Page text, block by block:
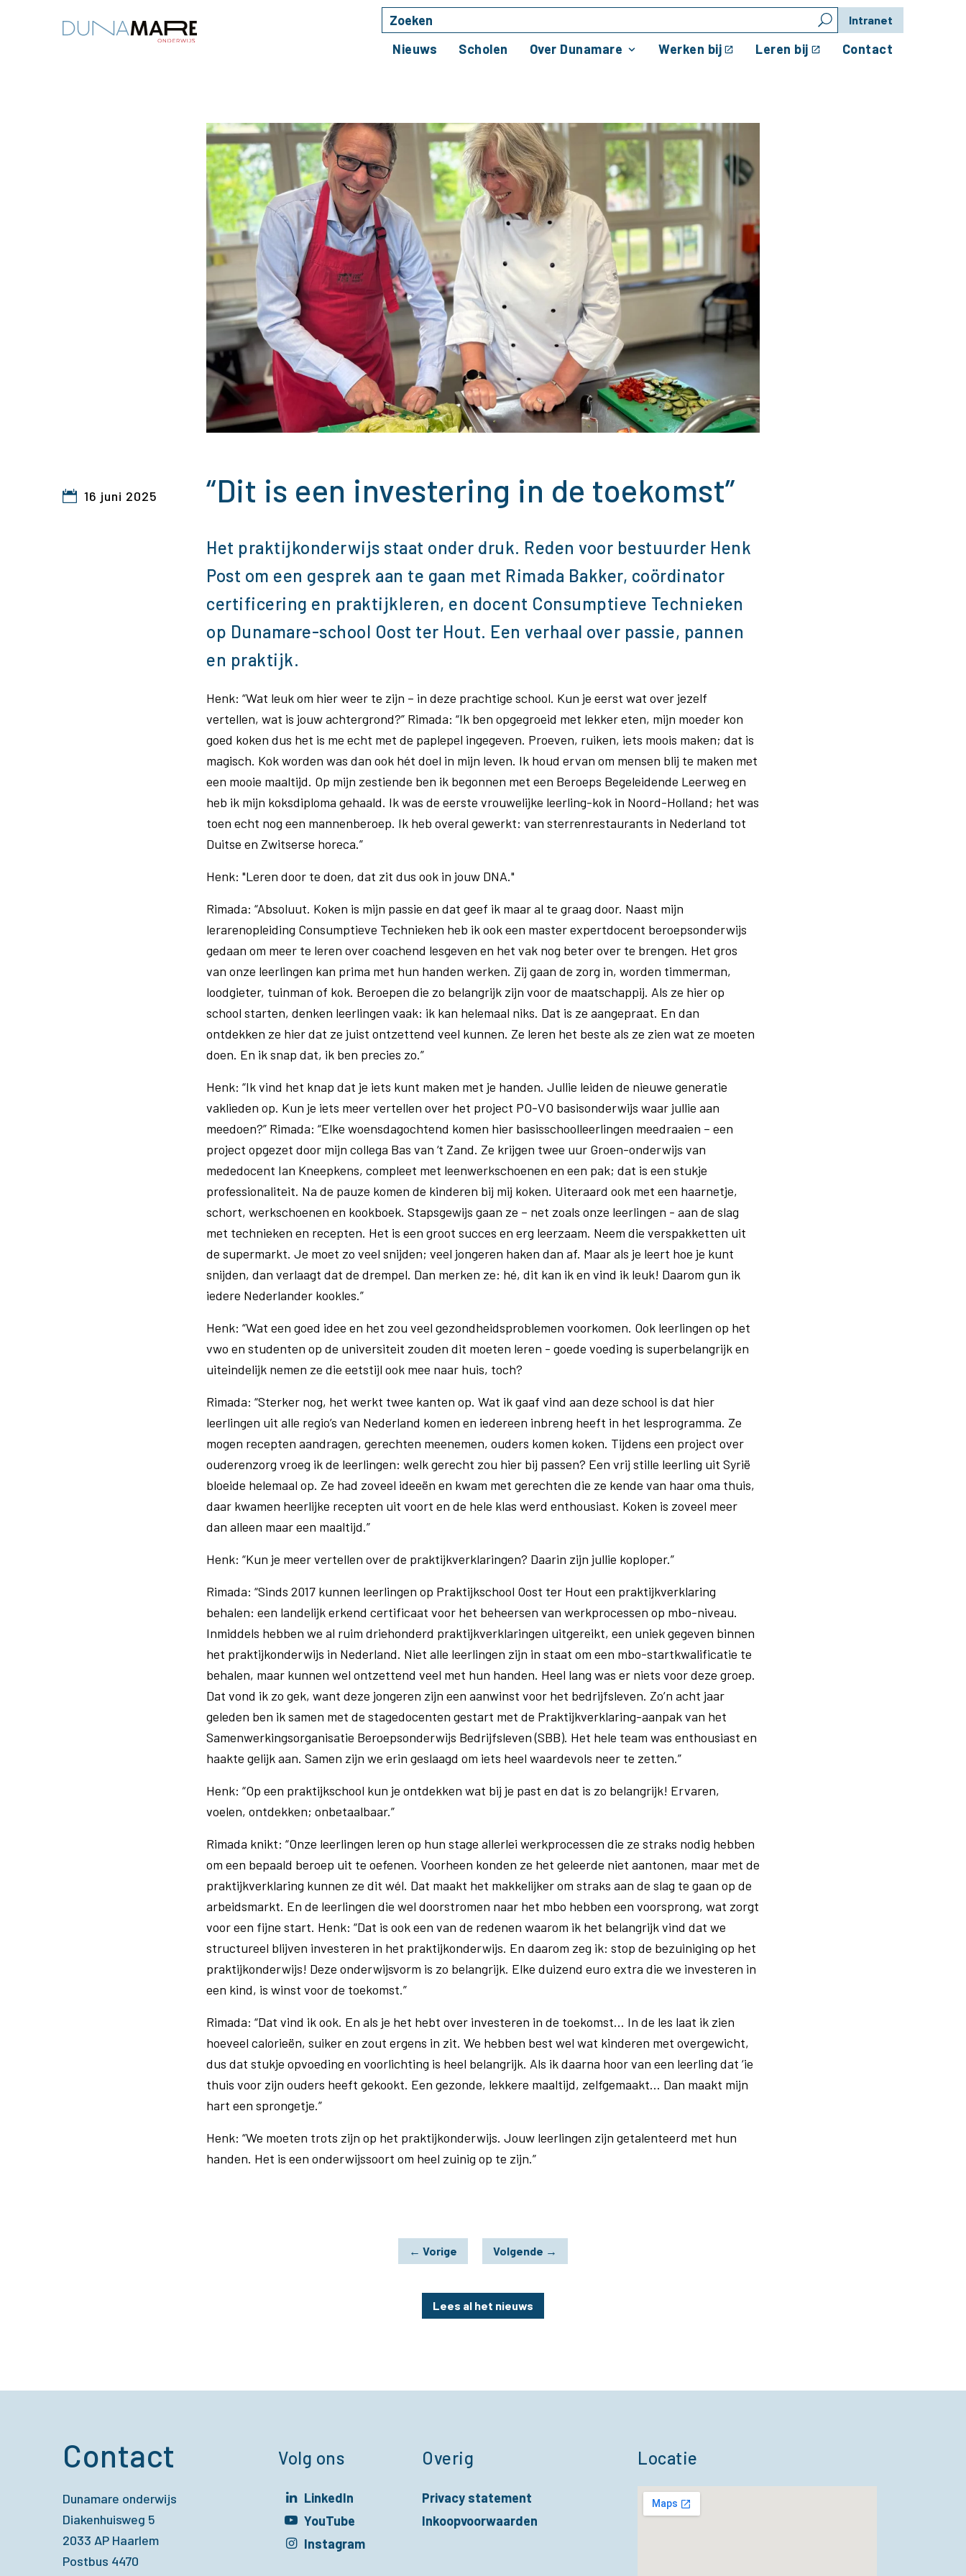
Zoeken Intranet
Nieuws Scholen Over Dunamare Werken bij Leren bij Contact
16 juni 2025 “Dit is een investering in de toekomst”
Het praktijkonderwijs staat onder druk. Reden voor bestuurder Henk
Post om een gesprek aan te gaan met Rimada Bakker, coördinator
certificering en praktijkleren, en docent Consumptieve Technieken
op Dunamare-school Oost ter Hout. Een verhaal over passie, pannen
en praktijk.
Henk: “Wat leuk om hier weer te zijn – in deze prachtige school. Kun je eerst wat over jezelf
vertellen, wat is jouw achtergrond?” Rimada: “Ik ben opgegroeid met lekker eten, mijn moeder kon
goed koken dus het is me echt met de paplepel ingegeven. Proeven, ruiken, iets moois maken; dat is
magisch. Kok worden was dan ook hét doel in mijn leven. Ik houd ervan om mensen blij te maken met
een mooie maaltijd. Op mijn zestiende ben ik begonnen met een Beroeps Begeleidende Leerweg en
heb ik mijn koksdiploma gehaald. Ik was de eerste vrouwelijke leerling-kok in Noord-Holland; het was
toen echt nog een mannenberoep. Ik heb overal gewerkt: van sterrenrestaurants in Nederland tot
Duitse en Zwitserse horeca.”
Henk: "Leren door te doen, dat zit dus ook in jouw DNA."
Rimada: “Absoluut. Koken is mijn passie en dat geef ik maar al te graag door. Naast mijn
lerarenopleiding Consumptieve Technieken heb ik ook een master expertdocent beroepsonderwijs
gedaan om meer te leren over coachend lesgeven en het vak nog beter over te brengen. Het gros
van onze leerlingen kan prima met hun handen werken. Zij gaan de zorg in, worden timmerman,
loodgieter, tuinman of kok. Beroepen die zo belangrijk zijn voor de maatschappij. Als ze hier op
school starten, denken leerlingen vaak: ik kan helemaal niks. Dat is ze aangepraat. En dan
ontdekken ze hier dat ze juist ontzettend veel kunnen. Ze leren het beste als ze zien wat ze moeten
doen. En ik snap dat, ik ben precies zo.”
Henk: “Ik vind het knap dat je iets kunt maken met je handen. Jullie leiden de nieuwe generatie
vaklieden op. Kun je iets meer vertellen over het project PO-VO basisonderwijs waar jullie aan
meedoen?” Rimada: “Elke woensdagochtend komen hier basisschoolleerlingen meedraaien – een
project opgezet door mijn collega Bas van ‘t Zand. Ze krijgen twee uur Groen-onderwijs van
mededocent Ian Kneepkens, compleet met leenwerkschoenen en een pak; dat is een stukje
professionaliteit. Na de pauze komen de kinderen bij mij koken. Uiteraard ook met een haarnetje,
schort, werkschoenen en kookboek. Stapsgewijs gaan ze – net zoals onze leerlingen - aan de slag
met technieken en recepten. Het is een groot succes en erg leerzaam. Neem die verspakketten uit
de supermarkt. Je moet zo veel snijden; veel jongeren haken dan af. Maar als je leert hoe je kunt
snijden, dan verlaagt dat de drempel. Dan merken ze: hé, dit kan ik en vind ik leuk! Daarom gun ik
iedere Nederlander kookles.”
Henk: “Wat een goed idee en het zou veel gezondheidsproblemen voorkomen. Ook leerlingen op het
vwo en studenten op de universiteit zouden dit moeten leren - goede voeding is superbelangrijk en
uiteindelijk nemen ze die eetstijl ook mee naar huis, toch?
Rimada: “Sterker nog, het werkt twee kanten op. Wat ik gaaf vind aan deze school is dat hier
leerlingen uit alle regio’s van Nederland komen en iedereen inbreng heeft in het lesprogramma. Ze
mogen recepten aandragen, gerechten meenemen, ouders komen koken. Tijdens een project over
ouderenzorg vroeg ik de leerlingen: welk gerecht zou hier bij passen? Een vrij stille leerling uit Syrië
bloeide helemaal op. Ze had zoveel ideeën en kwam met gerechten die ze kende van haar oma thuis,
daar kwamen heerlijke recepten uit voort en de hele klas werd enthousiast. Koken is zoveel meer
dan alleen maar een maaltijd.”
Henk: “Kun je meer vertellen over de praktijkverklaringen? Daarin zijn jullie koploper.”
Rimada: “Sinds 2017 kunnen leerlingen op Praktijkschool Oost ter Hout een praktijkverklaring
behalen: een landelijk erkend certificaat voor het beheersen van werkprocessen op mbo-niveau.
Inmiddels hebben we al ruim driehonderd praktijkverklaringen uitgereikt, een uniek gegeven binnen
het praktijkonderwijs in Nederland. Niet alle leerlingen zijn in staat om een mbo-startkwalificatie te
behalen, maar kunnen wel ontzettend veel met hun handen. Heel lang was er niets voor deze groep.
Dat vond ik zo gek, want deze jongeren zijn een aanwinst voor het bedrijfsleven. Zo’n acht jaar
geleden ben ik samen met de stagedocenten gestart met de Praktijkverklaring-aanpak van het
Samenwerkingsorganisatie Beroepsonderwijs Bedrijfsleven (SBB). Het hele team was enthousiast en
haakte gelijk aan. Samen zijn we erin geslaagd om iets heel waardevols neer te zetten.”
Henk: “Op een praktijkschool kun je ontdekken wat bij je past en dat is zo belangrijk! Ervaren,
voelen, ontdekken; onbetaalbaar.”
Rimada knikt: “Onze leerlingen leren op hun stage allerlei werkprocessen die ze straks nodig hebben
om een bepaald beroep uit te oefenen. Voorheen konden ze het geleerde niet aantonen, maar met de
praktijkverklaring kunnen ze dit wél. Dat maakt het makkelijker om straks aan de slag te gaan op de
arbeidsmarkt. En de leerlingen die wel doorstromen naar het mbo hebben een voorsprong, wat zorgt
voor een fijne start. Henk: “Dat is ook een van de redenen waarom ik het belangrijk vind dat we
structureel blijven investeren in het praktijkonderwijs. En daarom zeg ik: stop de bezuiniging op het
praktijkonderwijs! Deze onderwijsvorm is zo belangrijk. Elke duizend euro extra die we investeren in
een kind, is winst voor de toekomst.”
Rimada: “Dat vind ik ook. En als je het hebt over investeren in de toekomst... In de les laat ik zien
hoeveel calorieën, suiker en zout ergens in zit. We hebben best wel wat kinderen met overgewicht,
dus dat stukje opvoeding en voorlichting is heel belangrijk. Als ik daarna hoor van een leerling dat ‘ie
thuis voor zijn ouders heeft gekookt. Een gezonde, lekkere maaltijd, zelfgemaakt... Dan maakt mijn
hart een sprongetje.”
Henk: “We moeten trots zijn op het praktijkonderwijs. Jouw leerlingen zijn getalenteerd met hun
handen. Het is een onderwijssoort om heel zuinig op te zijn.”
← Vorige Volgende →
Lees al het nieuws
Contact
Dunamare onderwijs
Diakenhuisweg 5
2033 AP Haarlem
Postbus 4470
Volg ons
LinkedIn
Opent in een nieuw venster
YouTube
Opent in een nieuw venster
Instagram
Overig
Privacy statement
Inkoopvoorwaarden
Locatie